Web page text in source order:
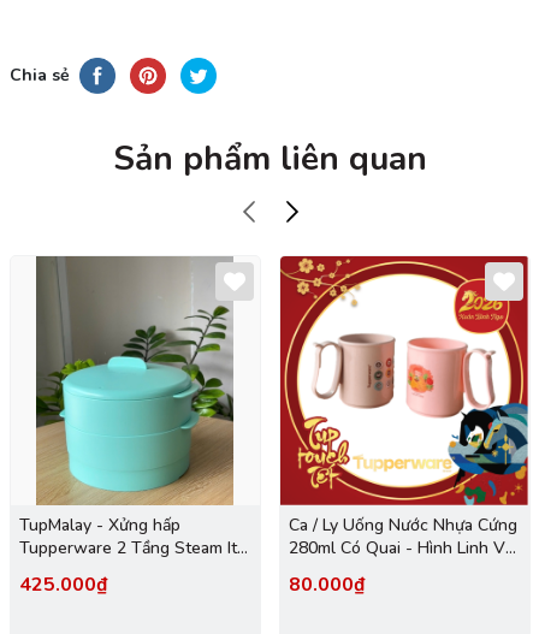
Chia sẻ
Sản phẩm liên quan
TupMalay - Xửng hấp
Tupperware 2 Tầng Steam It -
425.000₫
Ca / Ly Uống Nước Nhựa Cứng
280ml Có Quai - Hình Linh Vật
80.000₫